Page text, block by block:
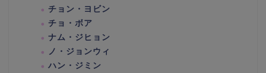
チョン・ヨビン
チョ・ボア
ナム・ジヒョン
ノ・ジョンウィ
ハン・ジミン